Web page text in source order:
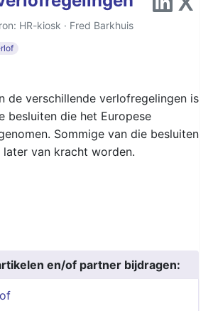
HR-kiosk · Fred Barkhuis
de verschillende verlofregelingen is
besluiten die het Europese
Sommige van die besluiten
van kracht worden.
en/of partner bijdragen: